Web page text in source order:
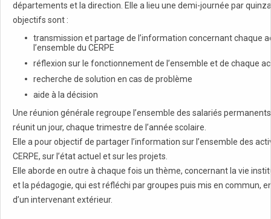
départements et la direction. Elle a lieu une demi-journée par
objectifs sont :
transmission et partage de l’information concernant chaque
l’ensemble du CERPE
réflexion sur le fonctionnement de l’ensemble et de chaque
recherche de solution en cas de problème
aide à la décision
Une réunion générale regroupe l’ensemble des salariés
réunit un jour, chaque trimestre de l’année scolaire.
Elle a pour objectif de partager l’information sur l’ensemble des
CERPE, sur l’état actuel et sur les projets.
Elle aborde en outre à chaque fois un thème, concernant la vie
et la pédagogie, qui est réfléchi par groupes puis mis en commun,
d’un intervenant extérieur.